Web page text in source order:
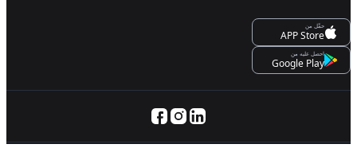
حمِّل من
APP Store
احصل عليه من
Google Play